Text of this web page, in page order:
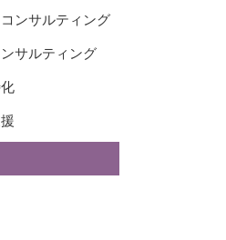
ンサルティング
サルティング